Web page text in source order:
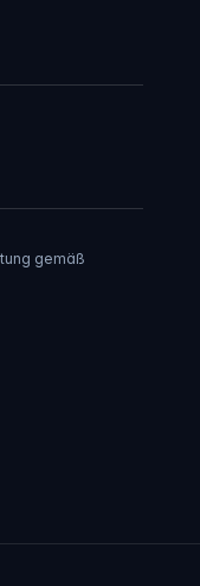
gemäß